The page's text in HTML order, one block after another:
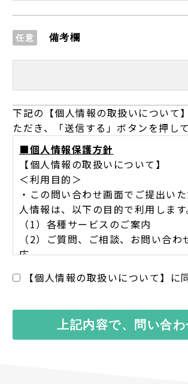
任意 備考欄
下記の【個人情報の取扱いについて
ただき、「送信する」ボタンを押し
■個人情報保護方針
【個人情報の取扱いについて】
＜利用目的＞
・この問い合わせ画面でご提出い
人情報は、以下の目的で利用します
（1）各種サービスのご案内
（2）ご質問、ご相談、お問い合わ
応
・法令に基づく場合を除いて、ご
とはありません。
＜委託＞
・当個人情報の取扱いを委託する
【個人情報の取扱いについて】に